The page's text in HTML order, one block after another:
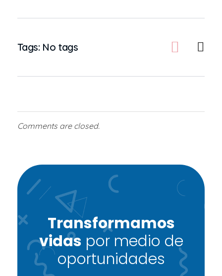
Tags: No tags
Comments are closed.
Transformamos
vidas por medio de
oportunidades